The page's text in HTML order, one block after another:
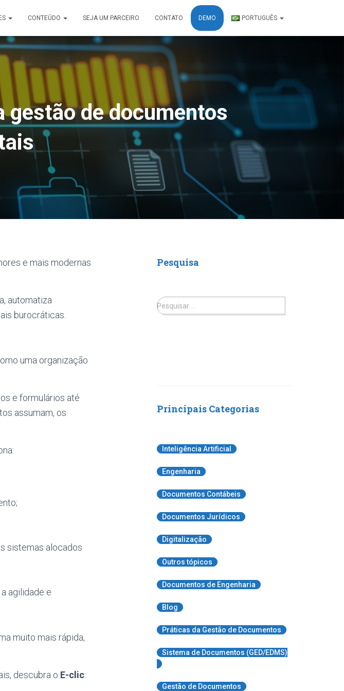
CONTEÚDO SEJA UM PARCEIRO CONTATO DEMO PORTUGUÊS
gestão de documentos
e mais modernas
automatiza
burocráticas.
uma organização
e formulários até
assumam, os
sistemas alocados
agilidade e
muito mais rápida,
descubra o E-clic:
Pesquisa
Pesquisar …
Principais Categorias
Inteligência Artificial
Engenharia
Documentos Contábeis
Documentos Jurídicos
Digitalização
Outros tópicos
Documentos de Engenharia
Blog
Práticas da Gestão de Documentos
Sistema de Documentos (GED/EDMS)
Gestão de Documentos